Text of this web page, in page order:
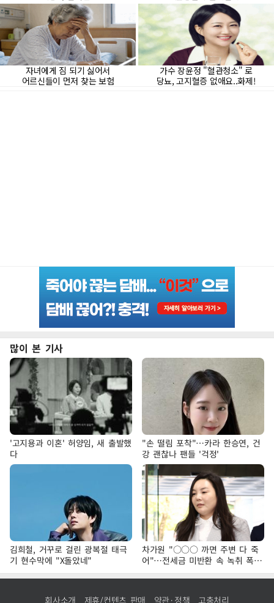
많이 본 기사
'고지용과 이혼' 허양임, 새 출발했
다
"손 떨림 포착"…카라 한승연, 건
강 괜찮나 팬들 '걱정'
김희철, 거꾸로 걸린 광복절 태극
기 현수막에 "X돌았네"
차가원 "○○○ 까면 주변 다 죽
어"…전세금 미반환 속 녹취 폭로
파장
회사소개 제휴/컨텐츠 판매 약관·정책 고충처리